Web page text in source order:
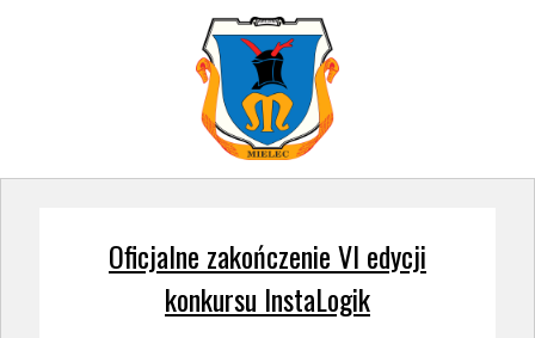
Oficjalne zakończenie VI edycji
konkursu InstaLogik